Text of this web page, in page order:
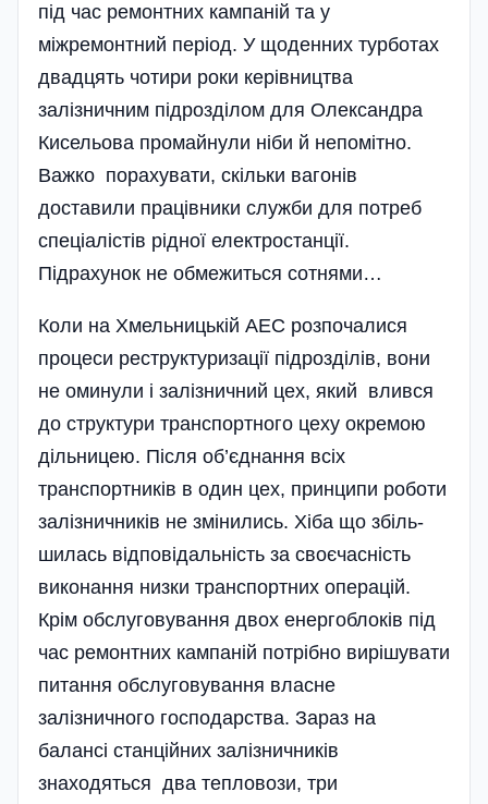
під час ремонтних кампаній та у
міжремонтний пе­ріод. У щоденних турботах
двадцять чотири роки керівництва
залізничним підрозділом для Олександра
Кисельова промайнули ніби й непомітно.
Важко порахувати, скільки вагонів
доставили праці­вники служби для потреб
спеціалістів рідної електростанції.
Підрахунок не обмежиться сотнями…
Коли на Хмельницькій АЕС розпочалися
процеси реструктуризації підро­зділів, вони
не оминули і залі­зничний цех, який влився
до структури транспортного цеху окремою
дільницею. Після об’єднання всіх
транспортників в один цех, принципи роботи
залі­зничників не змінились. Хіба що збі­ль­
шилась відповіда­ль­ність за своєчасність
виконання низки транспортних операцій.
Крім обслуговування двох енергоблоків під
час ремонтних кампаній потрібно вирішувати
питання обслуговування власне
залізничного господарства. Зараз на
балансі станційних залізничників
знаходяться два тепловози, три